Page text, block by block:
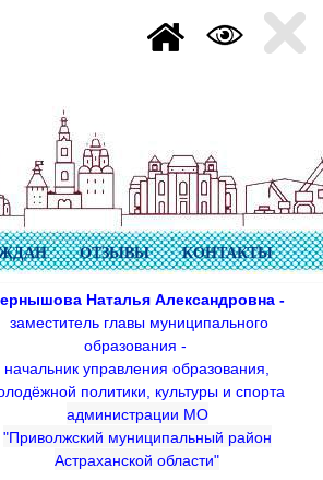
ОТЗЫВЫ КОНТАКТЫ
Наталья Александровна -
заместитель главы муниципального
образования -
начальник управления образования,
политики, культуры и спорта
администрации МО
"Приволжский муниципальный район
Астраханской области"